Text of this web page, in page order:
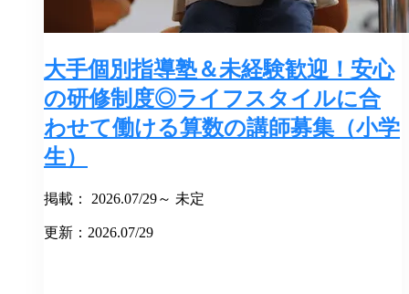
大手個別指導塾＆未経験歓迎！安心
の研修制度◎ライフスタイルに合
わせて働ける算数の講師募集（小学
生）
掲載： 2026.07/29～ 未定
更新：2026.07/29